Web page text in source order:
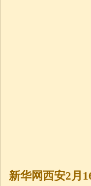
新华网西安2月